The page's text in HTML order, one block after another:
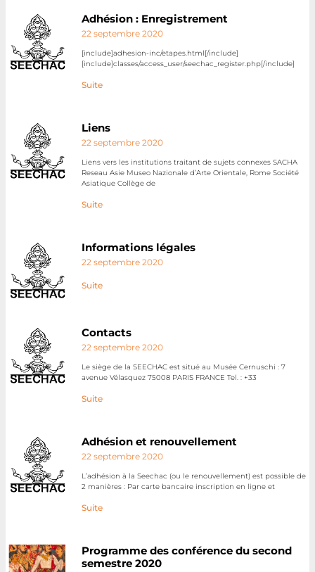
Adhésion : Enregistrement
22 septembre 2020
[include]adhesion-inc/etapes.html[/include]
[include]classes/access_user/seechac_register.php[/include]
Suite
Liens
22 septembre 2020
Liens vers les institutions traitant de sujets connexes SACHA
Reseau Asie Museo Nazionale d’Arte Orientale, Rome Société
Asiatique Collège de
Suite
Informations légales
22 septembre 2020
Suite
Contacts
22 septembre 2020
Le siège de la SEECHAC est situé au Musée Cernuschi : 7
avenue Vélasquez 75008 PARIS FRANCE Tel. : +33
Suite
Adhésion et renouvellement
22 septembre 2020
L’adhésion à la Seechac (ou le renouvellement) est possible de
2 manières : Par carte bancaire inscription en ligne et
Suite
Programme des conférence du second
semestre 2020